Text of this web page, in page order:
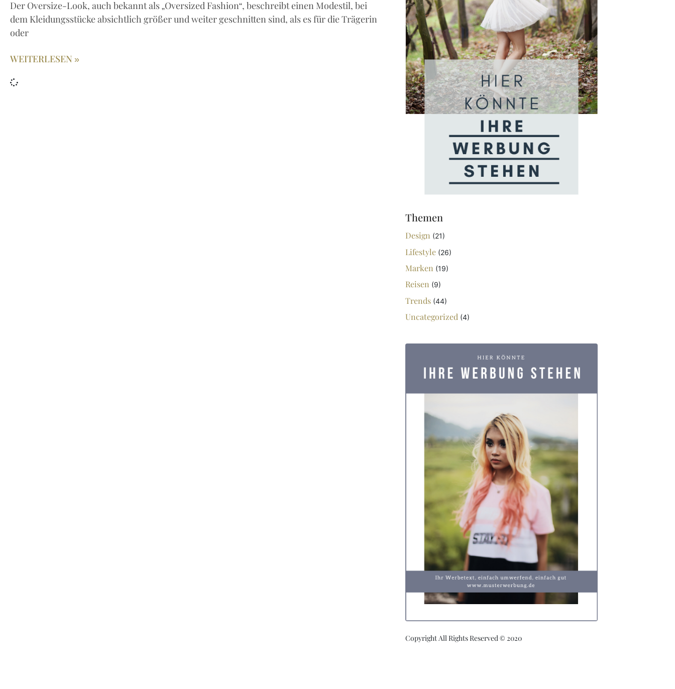
Der Oversize-Look, auch bekannt als „Oversized Fashion“, beschreibt einen Modestil, bei
dem Kleidungsstücke absichtlich größer und weiter geschnitten sind, als es für die Trägerin
oder
WEITERLESEN »
Themen
Design (21)
Lifestyle(26)
Marken (19)
Reisen (9)
Trends(44)
Uncategorized (4)
Copyright All Rights Reserved © 2020